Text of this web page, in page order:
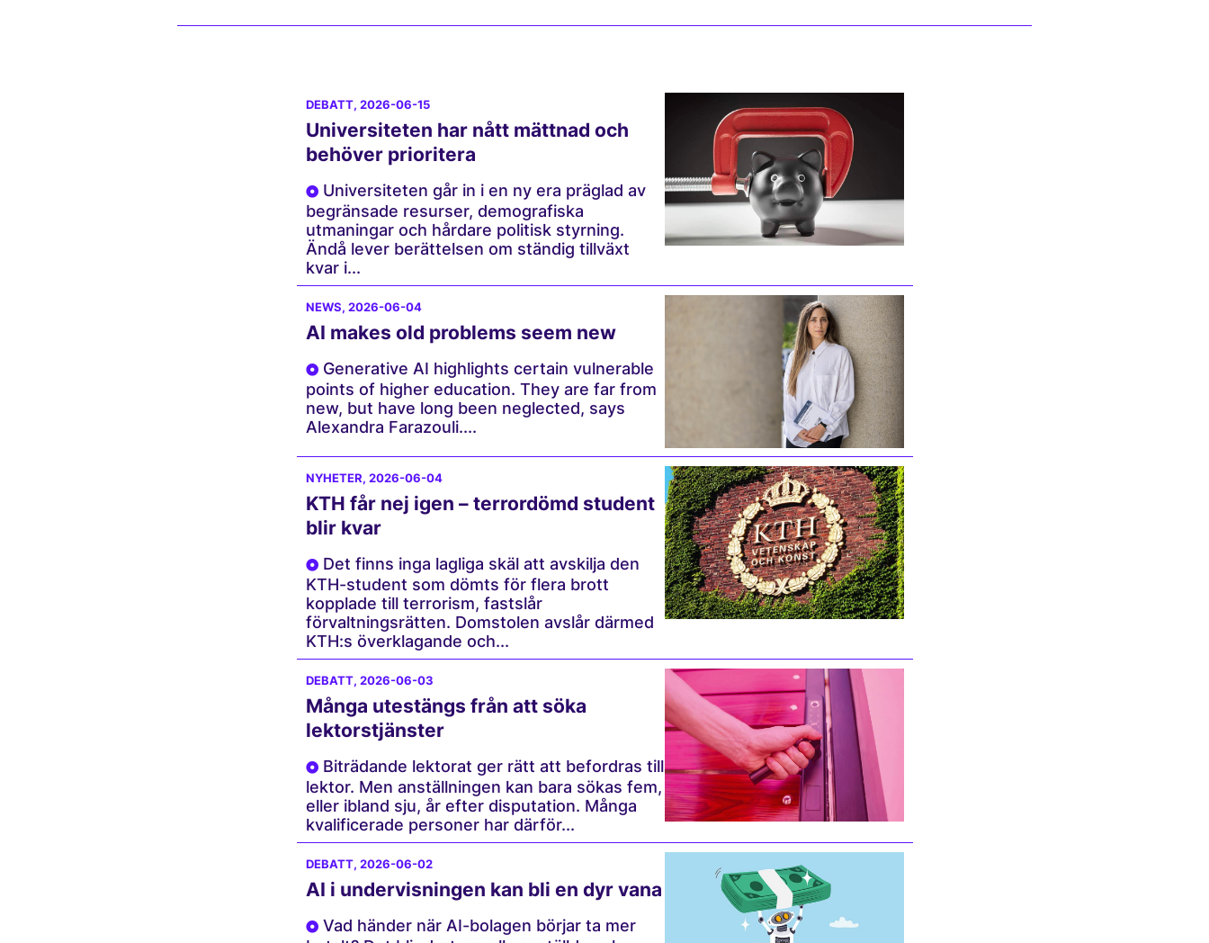
DEBATT, 2026-06-15
Universiteten har nått mättnad och
behöver prioritera
Universiteten går in i en ny era präglad av
begränsade resurser, demografiska
utmaningar och hårdare politisk styrning.
Ändå lever berättelsen om ständig tillväxt
kvar i...
NEWS, 2026-06-04
AI makes old problems seem new
Generative AI highlights certain vulnerable
points of higher education. They are far from
new, but have long been neglected, says
Alexandra Farazouli....
NYHETER, 2026-06-04
KTH får nej igen – terrordömd student
blir kvar
Det finns inga lagliga skäl att avskilja den
KTH-student som dömts för flera brott
kopplade till terrorism, fastslår
förvaltningsrätten. Domstolen avslår därmed
KTH:s överklagande och...
DEBATT, 2026-06-03
Många utestängs från att söka
lektorstjänster
Biträdande lektorat ger rätt att befordras till
lektor. Men anställningen kan bara sökas fem,
eller ibland sju, år efter disputation. Många
kvalificerade personer har därför...
DEBATT, 2026-06-02
AI i undervisningen kan bli en dyr vana
Vad händer när AI-bolagen börjar ta mer